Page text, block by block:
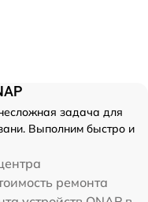
задача для
Выполним быстро и
ремонта